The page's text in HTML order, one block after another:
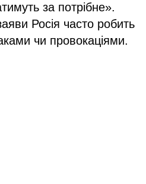
за потрібне».
Росія часто робить
чи провокаціями.